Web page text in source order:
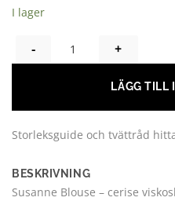
I lager
SUSANNE BOHEMISK BLUS
LÄGG TILL
Storleksguide och tvättråd
BESKRIVNING
Susanne Blouse – cerise